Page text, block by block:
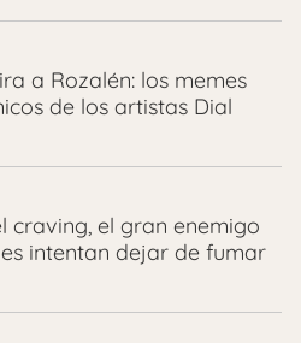
a Rozalén: los memes
de los artistas Dial
craving, el gran enemigo
intentan dejar de fumar